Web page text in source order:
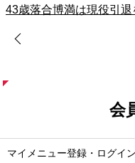
43歳落合博満は現役引退
会
マイメニュー登録・ログイン